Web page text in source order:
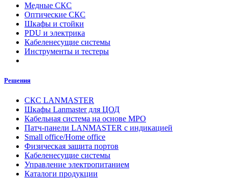
Медные СКС
Оптические СКС
Шкафы и стойки
PDU и электрика
Кабеленесущие системы
Инструменты и тестеры
Решения
СКС LANMASTER
Шкафы Lanmaster для ЦОД
Кабельная система на основе MPO
Патч-панели LANMASTER с индикацией
Small office/Home office
Физическая защита портов
Кабеленесущие системы
Управление электропитанием
Каталоги продукции